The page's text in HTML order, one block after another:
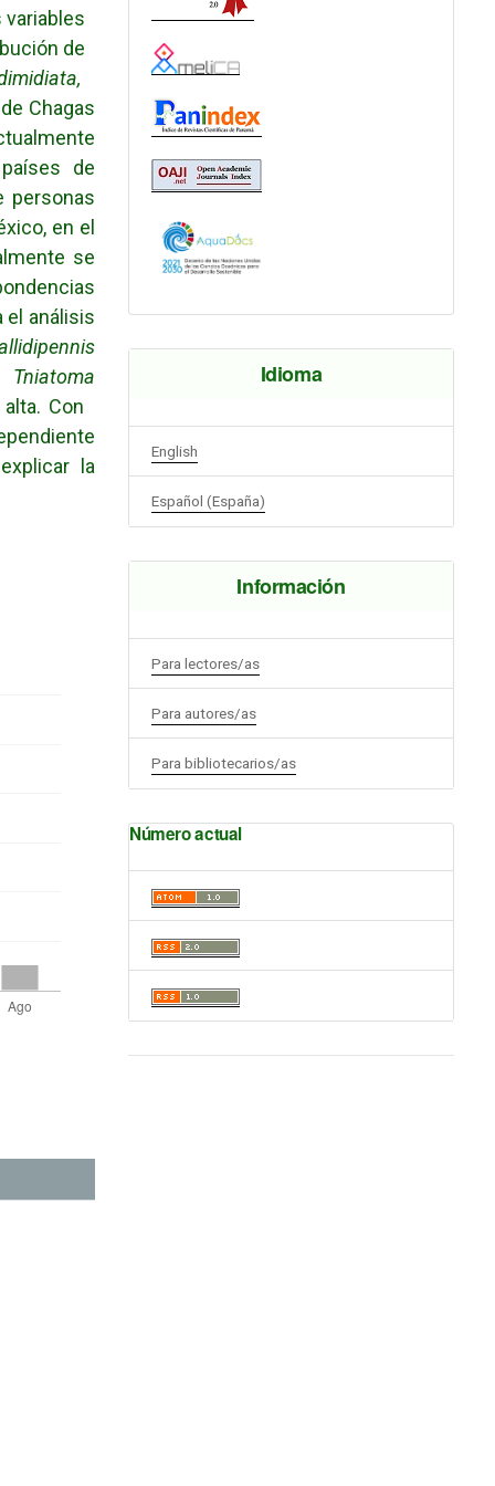
de
Chagas
de
personas
en el
se
análisis
Tniatoma
Con
la
Idioma
English
Español (España)
Información
Para lectores/as
Para autores/as
Para bibliotecarios/as
Número actual